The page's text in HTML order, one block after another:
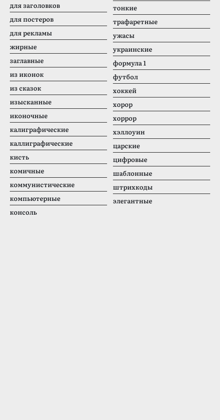
для заголовков
для постеров
для рекламы
жирные
заглавные
из иконок
из сказок
изысканные
иконочные
калиграфические
каллиграфические
кисть
комичные
коммунистические
компьютерные
консоль
тонкие
трафаретные
ужасы
украинские
формула 1
футбол
хоккей
хорор
хоррор
хэллоуин
царские
цифровые
шаблонные
штрихкоды
элегантные